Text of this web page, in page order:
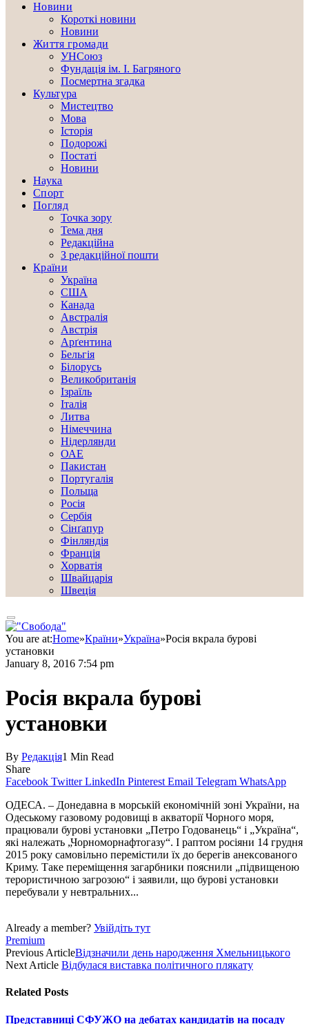
Новини
Короткі новини
Новини
Життя громади
УНСоюз
Фундація ім. І. Багряного
Посмертна згадка
Культура
Мистецтво
Мова
Історія
Подорожі
Постаті
Новини
Наука
Спорт
Погляд
Точка зору
Тема дня
Редакційна
З редакційної пошти
Країни
Україна
США
Канада
Австралія
Австрія
Арґентина
Бельгія
Білорусь
Великобританія
Ізраїль
Італія
Литва
Німеччина
Нідерлянди
ОАЕ
Пакистан
Португалія
Польща
Росія
Сербія
Сінґапур
Фінляндія
Франція
Хорватія
Швайцарія
Швеція
You are at:Home»Країни»Україна»Росія вкрала бурові
установки
January 8, 2016 7:54 pm
Росія вкрала бурові
установки
By Редакція1 Min Read
Share
Facebook Twitter LinkedIn Pinterest Email Telegram WhatsApp
ОДЕСА. – Донедавна в морській економічній зоні України, на
Одеському газовому родовищі в акваторії Чорного моря,
працювали бурові установки „Петро Годованець“ і „Україна“,
які належать „Чорноморнафтогазу“. І раптом росіяни 14 грудня
2015 року самовільно перемістили їх до берегів анексованого
Криму. Таке переміщення загарбники пояснили „підвищеною
терористичною загрозою“ і заявили, що бурові установки
перебували у невтральних...
Already a member? Увійдіть тут
Premium
Previous ArticleВідзначили день народження Хмельницького
Next Article Відбулася виставка політичного плякату
Related Posts
Представниці СФУЖО на дебатах кандидатів на посаду